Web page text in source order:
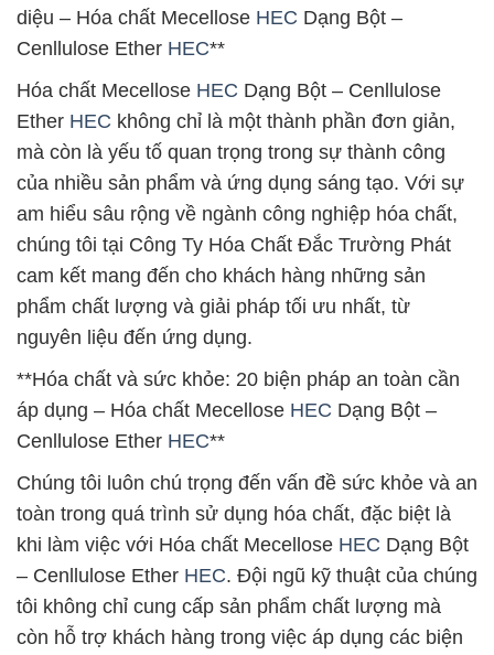
diệu – Hóa chất Mecellose HEC Dạng Bột –
Cenllulose Ether HEC**
Hóa chất Mecellose HEC Dạng Bột – Cenllulose
Ether HEC không chỉ là một thành phần đơn giản,
mà còn là yếu tố quan trọng trong sự thành công
của nhiều sản phẩm và ứng dụng sáng tạo. Với sự
am hiểu sâu rộng về ngành công nghiệp hóa chất,
chúng tôi tại Công Ty Hóa Chất Đắc Trường Phát
cam kết mang đến cho khách hàng những sản
phẩm chất lượng và giải pháp tối ưu nhất, từ
nguyên liệu đến ứng dụng.
**Hóa chất và sức khỏe: 20 biện pháp an toàn cần
áp dụng – Hóa chất Mecellose HEC Dạng Bột –
Cenllulose Ether HEC**
Chúng tôi luôn chú trọng đến vấn đề sức khỏe và an
toàn trong quá trình sử dụng hóa chất, đặc biệt là
khi làm việc với Hóa chất Mecellose HEC Dạng Bột
– Cenllulose Ether HEC. Đội ngũ kỹ thuật của chúng
tôi không chỉ cung cấp sản phẩm chất lượng mà
còn hỗ trợ khách hàng trong việc áp dụng các biện